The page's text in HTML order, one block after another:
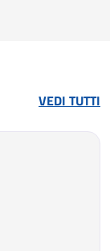
VEDI TUTTI